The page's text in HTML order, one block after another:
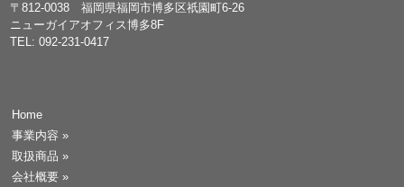
〒812-0038 福岡県福岡市博多区祇園町6-26
ニューガイアオフィス博多8F
TEL: 092-231-0417
Home
事業内容 »
取扱商品 »
会社概要 »